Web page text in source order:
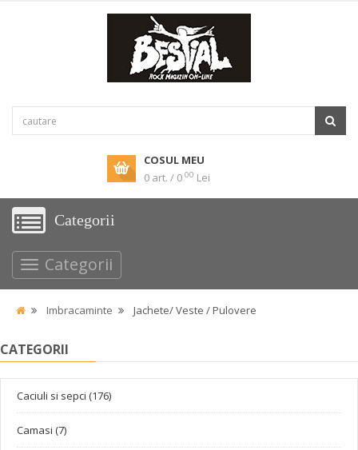
COSUL MEU
0 art. / 0 00 Lei
Categorii
Categorii
Imbracaminte Jachete/ Veste / Pulovere
CATEGORII
Caciuli si sepci (176)
Camasi (7)